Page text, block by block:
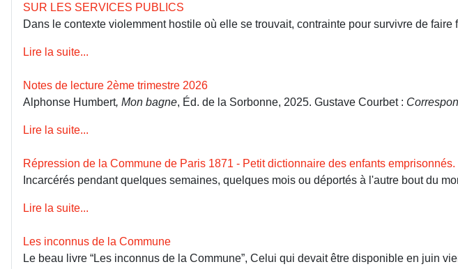
SUR LES SERVICES PUBLICS
Dans le contexte violemment hostile où elle se trouvait, contrainte pour survivre de
Lire la suite...
Notes de lecture 2ème trimestre 2026
Alphonse Humbert, Mon bagne, Éd. de la Sorbonne, 2025. Gustave Courbet :
Lire la suite...
Répression de la Commune de Paris 1871 - Petit dictionnaire des enfants emprisonnés.
Incarcérés pendant quelques semaines, quelques mois ou déportés à l'autre bout du
Lire la suite...
Les inconnus de la Commune
Le beau livre “Les inconnus de la Commune”, Celui qui devait être disponible en juin